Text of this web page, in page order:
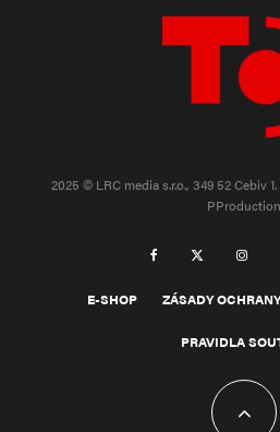
2025 © LRC media s.r.o., 349 52 Cebiv 1.
PProduction
E-SHOP ZÁSADY
PRAVIDLA